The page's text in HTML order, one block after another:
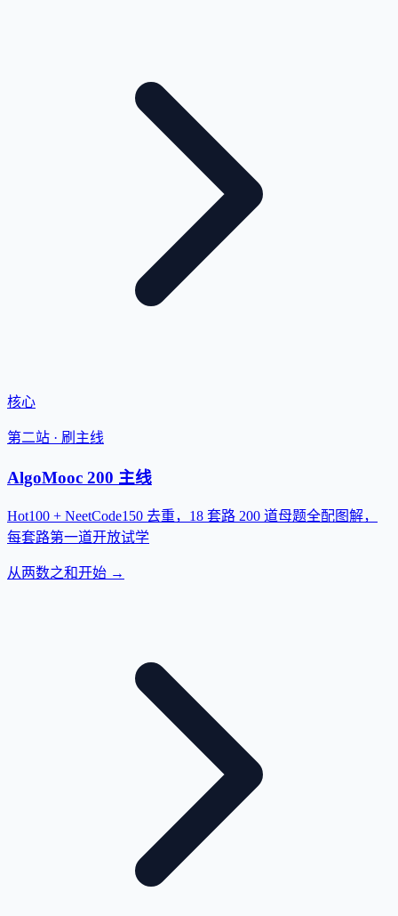
核心
第二站 · 刷主线
AlgoMooc 200 主线
Hot100 + NeetCode150 去重，18 套路 200 道母题全配图解，
每套路第一道开放试学
从两数之和开始 →